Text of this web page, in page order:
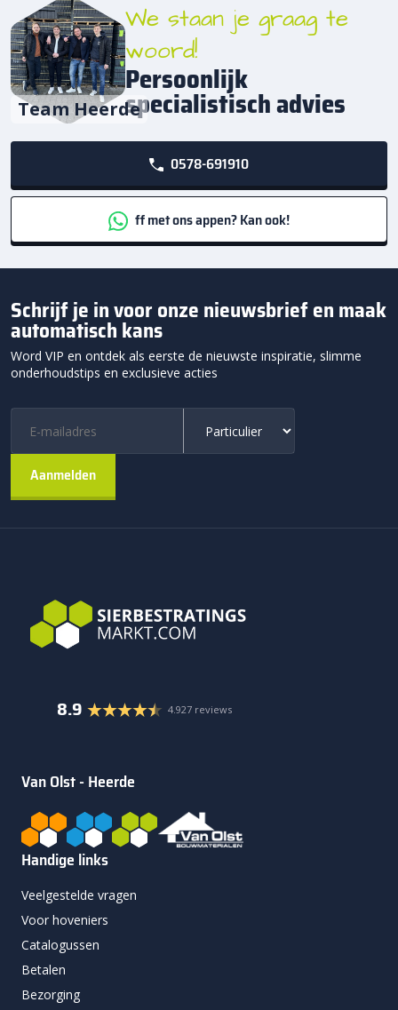
Team Heerde
We staan je graag te
woord!
Persoonlijk
specialistisch advies
0578-691910
ff met ons appen? Kan ook!
Schrijf je in voor onze nieuwsbrief en maak
automatisch kans
Word VIP en ontdek als eerste de nieuwste inspiratie, slimme
onderhoudstips en exclusieve acties
8.9 4.927 reviews
Van Olst - Heerde
Handige links
Veelgestelde vragen
Voor hoveniers
Catalogussen
Betalen
Bezorging